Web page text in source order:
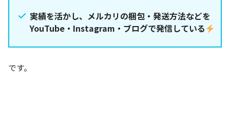
実績を活かし、メルカリの梱包・発送方法などを
YouTube・Instagram・ブログで発信している
です。